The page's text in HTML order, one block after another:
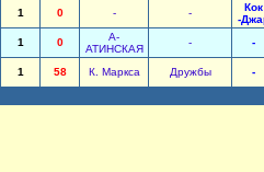
1 0 - -
Кок
-
1 0
А-
АТИНСКАЯ
- -
1 58 К. Маркса Дружбы -